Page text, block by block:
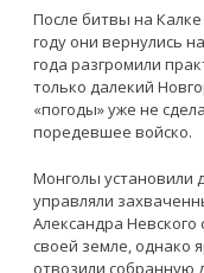
После битвы на
году они вернулись
года разгромили
только далекий
«погоды» уже не
поредевшее войско.
Монголы установили
управляли
Александра
своей земле, однако
отвозили собранную